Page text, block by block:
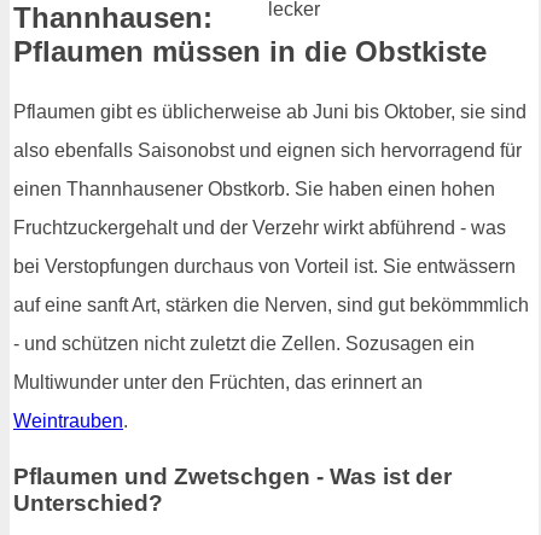
Thannhausen:
Pflaumen müssen in die Obstkiste
Pflaumen gibt es üblicherweise ab Juni bis Oktober, sie sind
also ebenfalls Saisonobst und eignen sich hervorragend für
einen Thannhausener Obstkorb. Sie haben einen hohen
Fruchtzuckergehalt und der Verzehr wirkt abführend - was
bei Verstopfungen durchaus von Vorteil ist. Sie entwässern
auf eine sanft Art, stärken die Nerven, sind gut bekömmmlich
- und schützen nicht zuletzt die Zellen. Sozusagen ein
Multiwunder unter den Früchten, das erinnert an
Weintrauben.
Pflaumen und Zwetschgen - Was ist der
Unterschied?